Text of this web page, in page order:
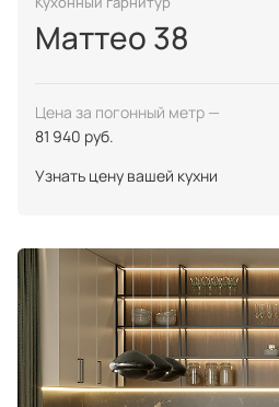
Маттео 38
Цена за погонный метр —
81 940 руб.
Узнать цену вашей кухни